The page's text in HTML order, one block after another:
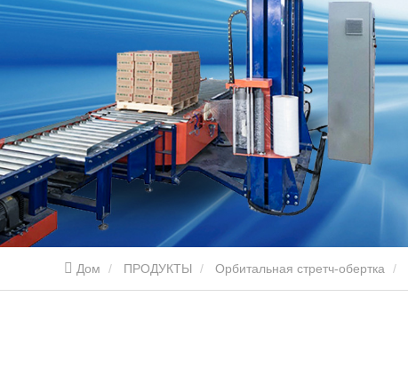
Дом ПРОДУКТЫ Орбитальная стретч-обертка